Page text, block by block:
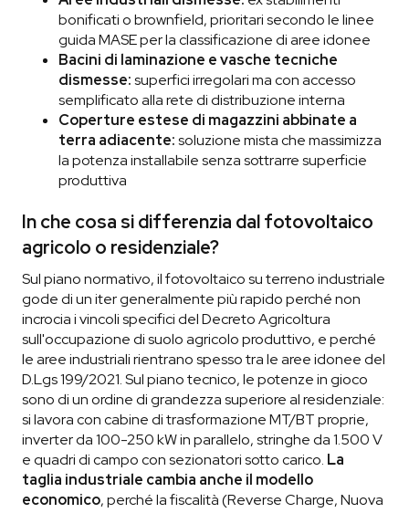
bonificati o brownfield, prioritari secondo le linee
guida MASE per la classificazione di aree idonee
Bacini di laminazione e vasche tecniche
dismesse:superfici irregolari ma con accesso
semplificato alla rete di distribuzione interna
Coperture estese di magazzini abbinate a
terra adiacente:soluzione mista che massimizza
la potenza installabile senza sottrarre superficie
produttiva
In che cosa si differenzia dal fotovoltaico
agricolo o residenziale?
Sul piano normativo, il fotovoltaico su terreno industriale
gode di un iter generalmente più rapido perché non
incrocia i vincoli specifici del Decreto Agricoltura
sull'occupazione di suolo agricolo produttivo, e perché
le aree industriali rientrano spesso tra le aree idonee del
D.Lgs 199/2021. Sul piano tecnico, le potenze in gioco
sono di un ordine di grandezza superiore al residenziale:
si lavora con cabine di trasformazione MT/BT proprie,
inverter da 100-250 kW in parallelo, stringhe da 1.500 V
e quadri di campo con sezionatori sotto carico. La
taglia industriale cambia anche il modello
economico, perché la fiscalità (Reverse Charge, Nuova